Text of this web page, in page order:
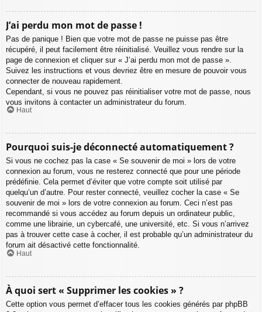
J’ai perdu mon mot de passe !
Pas de panique ! Bien que votre mot de passe ne puisse pas être
récupéré, il peut facilement être réinitialisé. Veuillez vous rendre sur la
page de connexion et cliquer sur « J’ai perdu mon mot de passe ».
Suivez les instructions et vous devriez être en mesure de pouvoir vous
connecter de nouveau rapidement.
Cependant, si vous ne pouvez pas réinitialiser votre mot de passe, nous
vous invitons à contacter un administrateur du forum.
Haut
Pourquoi suis-je déconnecté automatiquement ?
Si vous ne cochez pas la case « Se souvenir de moi » lors de votre
connexion au forum, vous ne resterez connecté que pour une période
prédéfinie. Cela permet d’éviter que votre compte soit utilisé par
quelqu’un d’autre. Pour rester connecté, veuillez cocher la case « Se
souvenir de moi » lors de votre connexion au forum. Ceci n’est pas
recommandé si vous accédez au forum depuis un ordinateur public,
comme une librairie, un cybercafé, une université, etc. Si vous n’arrivez
pas à trouver cette case à cocher, il est probable qu’un administrateur du
forum ait désactivé cette fonctionnalité.
Haut
À quoi sert « Supprimer les cookies » ?
Cette option vous permet d’effacer tous les cookies générés par phpBB